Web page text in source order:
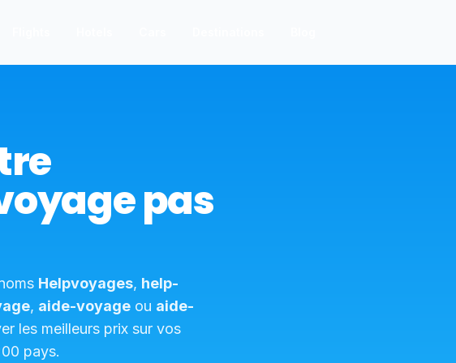
pas
Helpvoyages, help-
, aide-voyage ou aide-
les meilleurs prix sur vos
pays.